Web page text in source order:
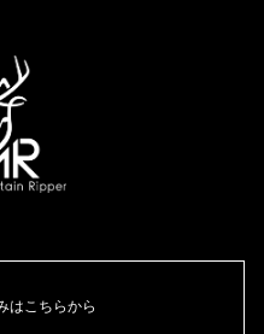
はこちらから